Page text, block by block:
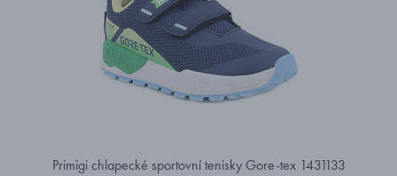
Primigi chlapecké sportovní tenisky Gore-tex 1431133